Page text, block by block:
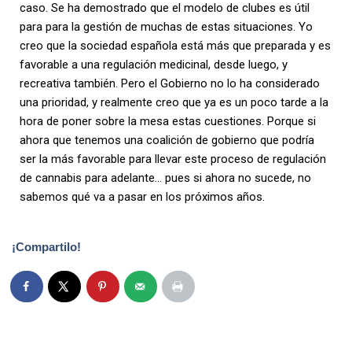
caso. Se ha demostrado que el modelo de clubes es útil
para para la gestión de muchas de estas situaciones. Yo
creo que la sociedad española está más que preparada y es
favorable a una regulación medicinal, desde luego, y
recreativa también. Pero el Gobierno no lo ha considerado
una prioridad, y realmente creo que ya es un poco tarde a la
hora de poner sobre la mesa estas cuestiones. Porque si
ahora que tenemos una coalición de gobierno que podría
ser la más favorable para llevar este proceso de regulación
de cannabis para adelante… pues si ahora no sucede, no
sabemos qué va a pasar en los próximos años.
¡Compartilo!